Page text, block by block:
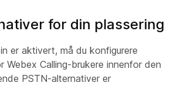
for din plassering
er aktivert, må du konfigurere
Webex Calling-brukere innenfor den
PSTN-alternativer er